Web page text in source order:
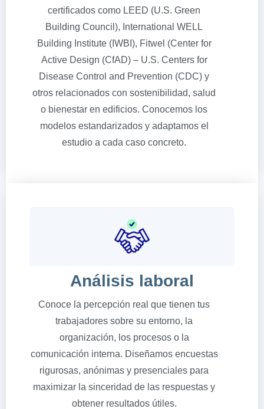
certificados como LEED (U.S. Green
Building Council), International WELL
Building Institute (IWBI), Fitwel (Center for
Active Design (CfAD) – U.S. Centers for
Disease Control and Prevention (CDC) y
otros relacionados con sostenibilidad, salud
o bienestar en edificios. Conocemos los
modelos estandarizados y adaptamos el
estudio a cada caso concreto.
Análisis laboral
Conoce la percepción real que tienen tus
trabajadores sobre su entorno, la
organización, los procesos o la
comunicación interna. Diseñamos encuestas
rigurosas, anónimas y presenciales para
maximizar la sinceridad de las respuestas y
obtener resultados útiles.